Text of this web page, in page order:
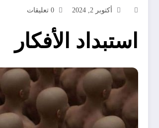
أكتوبر 2, 2024 0 تعليقات
استبداد الأفكار